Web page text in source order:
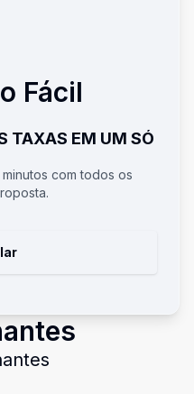
Fácil
TAXAS EM UM SÓ
com todos os